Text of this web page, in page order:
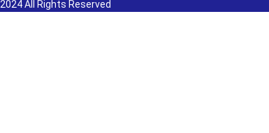
2024 All Rights Reserved.